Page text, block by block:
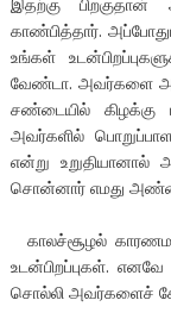
காண்பித்தார்.
உங்கள்
வேண்டா. அவர்களை
சண்டையில் கிழக்கு
அவர்களில்
என்று உறுதியானால்
சொன்னார் எமது
காலச்சூழல்
உடன்பிறப்புகள்.
சொல்லி அவர்களைச்